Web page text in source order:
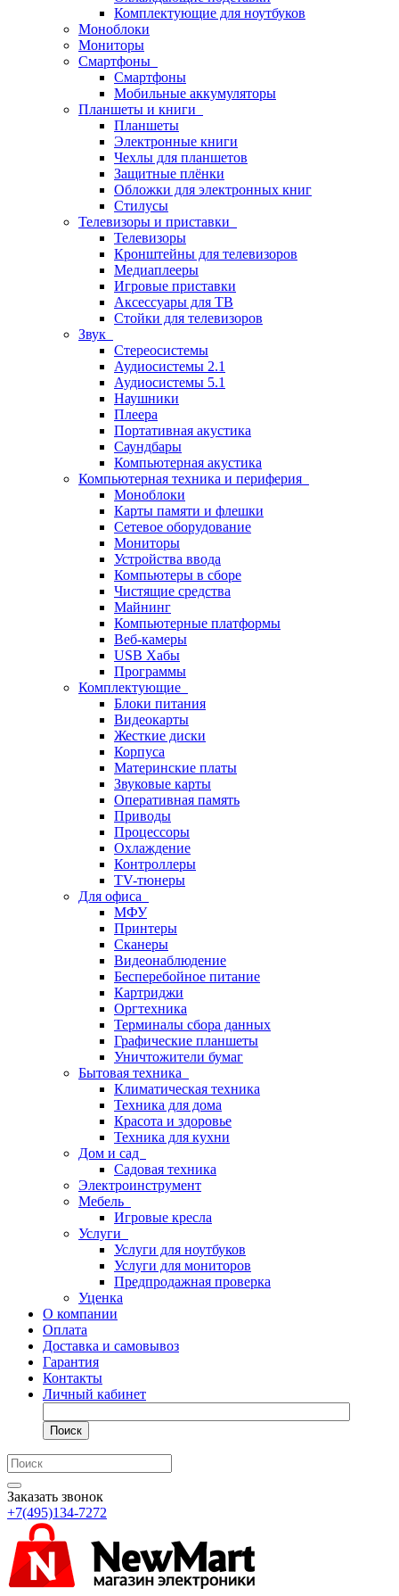
Комплектующие для ноутбуков
Моноблоки
Мониторы
Смартфоны
Смартфоны
Мобильные аккумуляторы
Планшеты и книги
Планшеты
Электронные книги
Чехлы для планшетов
Защитные плёнки
Обложки для электронных книг
Стилусы
Телевизоры и приставки
Телевизоры
Кронштейны для телевизоров
Медиаплееры
Игровые приставки
Аксессуары для ТВ
Стойки для телевизоров
Звук
Стереосистемы
Аудиосистемы 2.1
Аудиосистемы 5.1
Наушники
Плеера
Портативная акустика
Саундбары
Компьютерная акустика
Компьютерная техника и периферия
Моноблоки
Карты памяти и флешки
Сетевое оборудование
Мониторы
Устройства ввода
Компьютеры в сборе
Чистящие средства
Майнинг
Компьютерные платформы
Веб-камеры
USB Хабы
Программы
Комплектующие
Блоки питания
Видеокарты
Жесткие диски
Корпуса
Материнские платы
Звуковые карты
Оперативная память
Приводы
Процессоры
Охлаждение
Контроллеры
TV-тюнеры
Для офиса
МФУ
Принтеры
Сканеры
Видеонаблюдение
Бесперебойное питание
Картриджи
Оргтехника
Терминалы сбора данных
Графические планшеты
Уничтожители бумаг
Бытовая техника
Климатическая техника
Техника для дома
Красота и здоровье
Техника для кухни
Дом и сад
Садовая техника
Электроинструмент
Мебель
Игровые кресла
Услуги
Услуги для ноутбуков
Услуги для мониторов
Предпродажная проверка
Уценка
О компании
Оплата
Доставка и самовывоз
Гарантия
Контакты
Личный кабинет
Поиск
Заказать звонок
+7(495)134-7272